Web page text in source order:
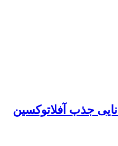
جذب آفلاتوکسین